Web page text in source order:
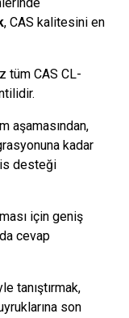
, CAS kalitesini en
tüm CAS CL-
aşamasından,
kadar
desteği
için geniş
cevap
tanıştırmak,
son